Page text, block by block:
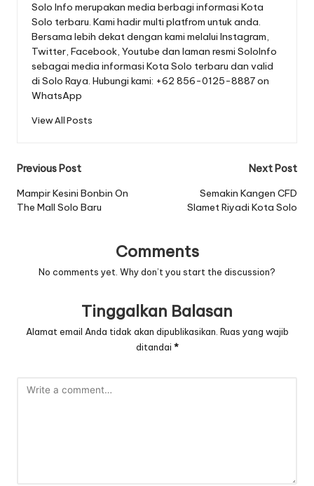
Solo Info merupakan media berbagi informasi Kota
Solo terbaru. Kami hadir multi platfrom untuk anda.
Bersama lebih dekat dengan kami melalui Instagram,
Twitter, Facebook, Youtube dan laman resmi SoloInfo
sebagai media informasi Kota Solo terbaru dan valid
di Solo Raya. Hubungi kami: +62 856-0125-8887 on
WhatsApp
View All Posts
Post
navigation
Previous Post
Mampir Kesini Bonbin On
The Mall Solo Baru
Next Post
Semakin Kangen CFD
Slamet Riyadi Kota Solo
Comments
No comments yet. Why don’t you start the discussion?
Tinggalkan Balasan
Alamat email Anda tidak akan dipublikasikan. Ruas yang wajib
ditandai *